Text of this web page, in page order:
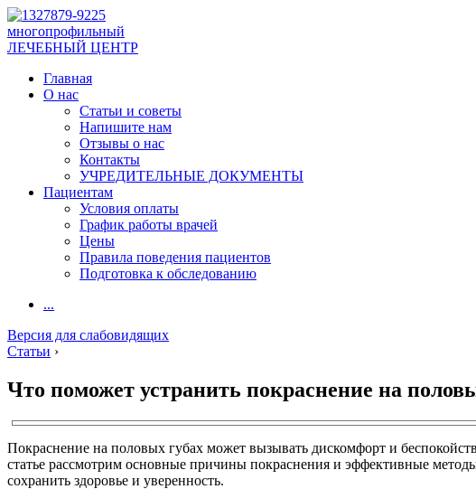
многопрофильный
ЛЕЧЕБНЫЙ ЦЕНТР
Главная
О нас
Статьи и советы
Напишите нам
Отзывы о нас
Контакты
УЧРЕДИТЕЛЬНЫЕ ДОКУМЕНТЫ
Пациентам
Условия оплаты
График работы врачей
Цены
Правила поведения пациентов
Подготовка к обследованию
...
Версия для слабовидящих
Статьи ›
Что поможет устранить покраснение на
Покраснение на половых губах может вызывать дискомфорт и
статье рассмотрим основные причины покраснения и эффективные
сохранить здоровье и уверенность.